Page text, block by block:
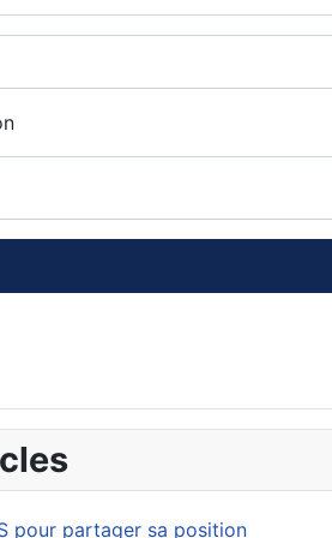
pour partager sa position